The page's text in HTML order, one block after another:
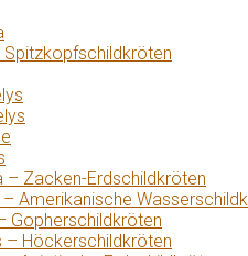
Spitzkopfschildkröten
– Zacken-Erdschildkröten
Amerikanische
Gopherschildkröten
– Höckerschildkröten